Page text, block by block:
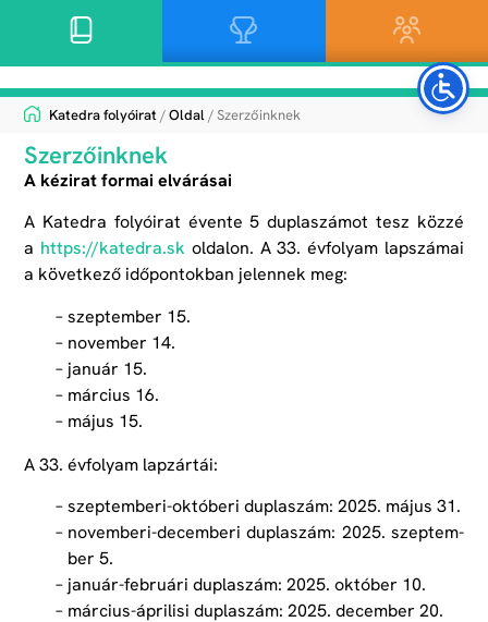
Katedra folyóirat/Oldal/ Szerzőinknek
Szerzőinknek
A kézirat formai elvárásai
A Katedra folyóirat évente 5 duplaszámot tesz közzé
a https://katedra.sk oldalon. A 33. évfolyam lapszámai
a következő időpontokban jelennek meg:
szeptember 15.
november 14.
január 15.
március 16.
május 15.
A 33. évfolyam lapzártái:
szeptemberi-októberi duplaszám: 2025. május 31.
novemberi-decemberi duplaszám: 2025. szep­tem­
ber 5.
január-februári duplaszám: 2025. október 10.
március-áprilisi duplaszám: 2025. december 20.